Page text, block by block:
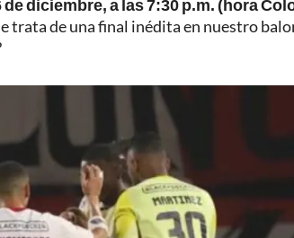
diciembre, a las 7:30 p.m. (hora
trata de una final inédita en nuestro